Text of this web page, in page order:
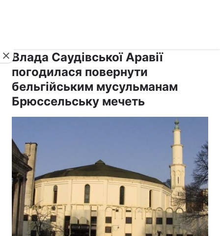
Влада Саудівської Аравії
погодилася повернути
бельгійським мусульманам
Брюссельську мечеть